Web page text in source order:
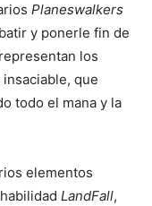
Planeswalkers
y ponerle fin de
los
que
todo el mana y la
elementos
LandFall,